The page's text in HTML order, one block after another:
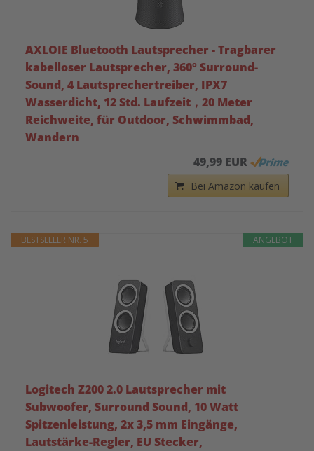
AXLOIE Bluetooth Lautsprecher - Tragbarer
kabelloser Lautsprecher, 360° Surround-
Sound, 4 Lautsprechertreiber, IPX7
Wasserdicht, 12 Std. Laufzeit，20 Meter
Reichweite, für Outdoor, Schwimmbad,
Wandern
49,99 EUR
Bei Amazon kaufen
ANGEBOT
BESTSELLER NR. 5
Logitech Z200 2.0 Lautsprecher mit
Subwoofer, Surround Sound, 10 Watt
Spitzenleistung, 2x 3,5 mm Eingänge,
Lautstärke-Regler, EU Stecker,